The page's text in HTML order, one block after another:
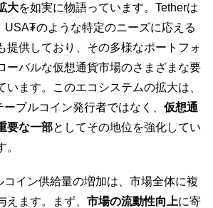
大を如実に物語っています。Tetherは
USA₮のような特定のニーズに応える
提供しており、その多様なポートフォ
ーバルな仮想通貨市場のさまざまな要
います。このエコシステムの拡大は、
ブルコイン発行者ではなく、 仮想通
要な一部としてその地位を強化してい
コイン供給量の増加は、市場全体に複
えます。まず、 市場の流動性向上に寄